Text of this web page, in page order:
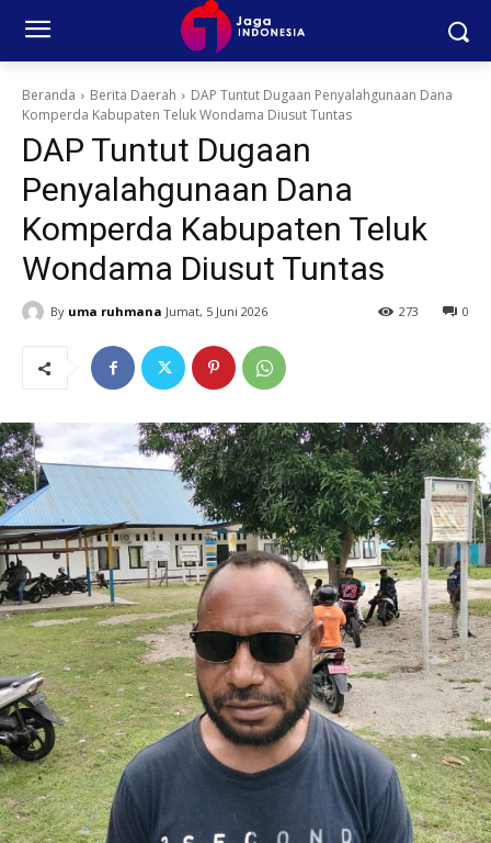
Beranda Berita Daerah
DAP Tuntut Dugaan Penyalahgunaan Dana
Komperda Kabupaten Teluk Wondama Diusut Tuntas
DAP Tuntut Dugaan
Penyalahgunaan Dana
Komperda Kabupaten Teluk
Wondama Diusut Tuntas
By uma ruhmana Jumat, 5 Juni 2026 0
273